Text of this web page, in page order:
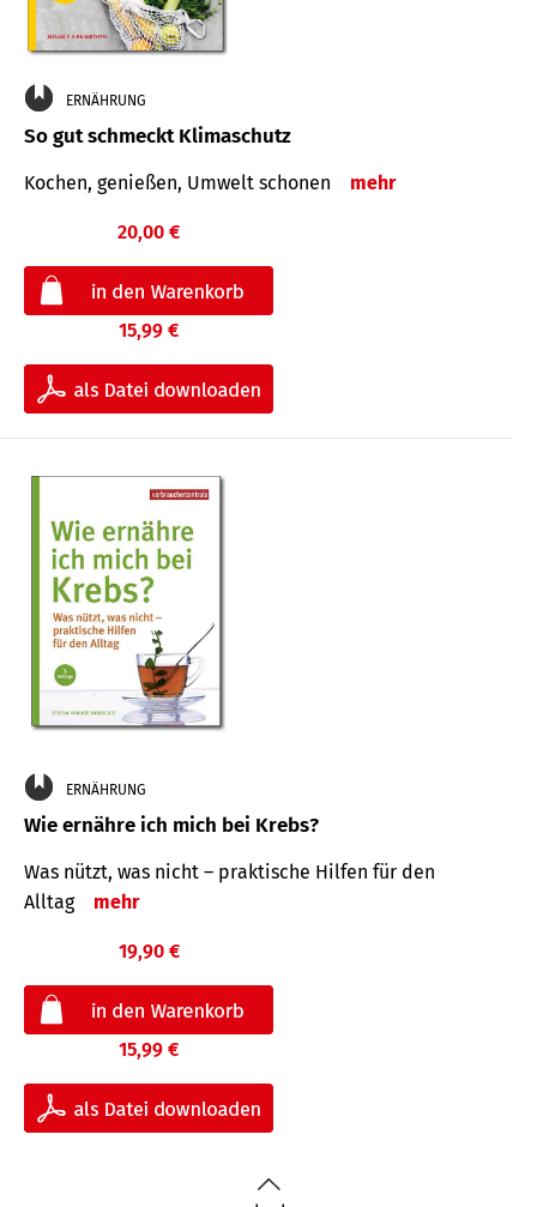
ERNÄHRUNG
So gut schmeckt Klimaschutz
Kochen, genießen, Umwelt schonen mehr
20,00 €
15,99 €
ERNÄHRUNG
Wie ernähre ich mich bei Krebs?
Was nützt, was nicht – praktische Hilfen für den
Alltag
mehr
19,90 €
15,99 €